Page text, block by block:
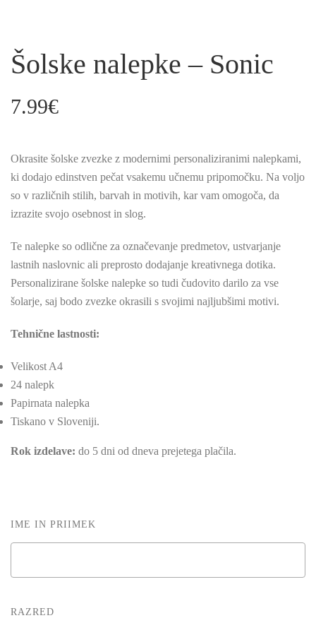
Šolske nalepke – Sonic
7.99€
Okrasite šolske zvezke z modernimi personaliziranimi nalepkami,
ki dodajo edinstven pečat vsakemu učnemu pripomočku. Na voljo
so v različnih stilih, barvah in motivih, kar vam omogoča, da
izrazite svojo osebnost in slog.
Te nalepke so odlične za označevanje predmetov, ustvarjanje
lastnih naslovnic ali preprosto dodajanje kreativnega dotika.
Personalizirane šolske nalepke so tudi čudovito darilo za vse
šolarje, saj bodo zvezke okrasili s svojimi najljubšimi motivi.
Tehnične lastnosti:
Velikost A4
24 nalepk
Papirnata nalepka
Tiskano v Sloveniji.
Rok izdelave: do 5 dni od dneva prejetega plačila.
IME IN PRIIMEK
RAZRED